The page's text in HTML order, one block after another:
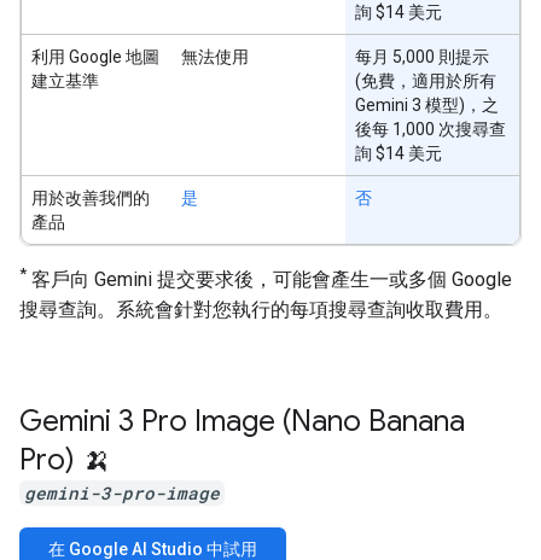
詢 $14 美元
利用 Google 地圖
建立基準
無法使用
每月 5,000 則提示
(免費，適用於所有
Gemini 3 模型)，之
後每 1,000 次搜尋查
詢 $14 美元
用於改善我們的
產品
是 否
* 客戶向 Gemini 提交要求後，可能會產生一或多個 Google
搜尋查詢。系統會針對您執行的每項搜尋查詢收取費用。
Gemini 3 Pro Image (Nano Banana
Pro) 🍌
gemini-3-pro-image
在 Google AI Studio 中試用